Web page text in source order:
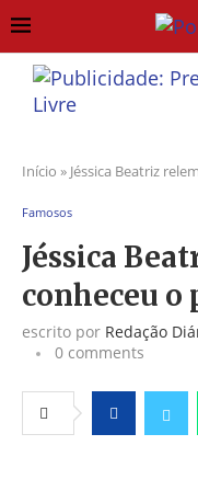
Início » Jéssica Beatriz
Famosos
Jéssica
conheceu o
escrito por Redação
0 comments